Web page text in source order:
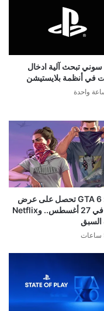
تبحث آلية ادخال
في أنظمة بلايستيشن
واحدة
رسمياً: GTA 6 تحصل على عرض
مطول في 27 أغسطس.. وNetflix